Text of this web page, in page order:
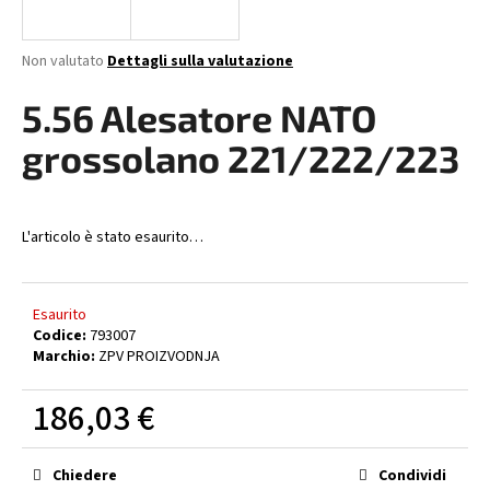
La
media
del
è
0,0
5
stelle.
Non valutato Dettagli sulla valutazione
5.56 Alesatore NATO
grossolano 221/222/223
L'articolo è stato esaurito…
Esaurito
Codice: 793007
Marchio: ZPV PROIZVODNJA
186,03 €
Prezzo
dellaChiedere Condividi
d
?
S
o
s